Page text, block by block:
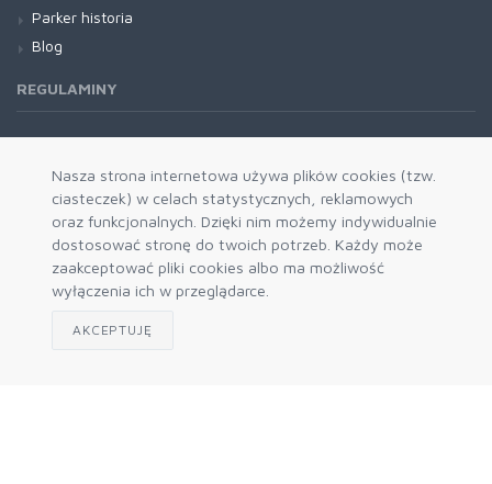
Nasza strona internetowa używa plików cookies (tzw.
ciasteczek) w celach statystycznych, reklamowych
oraz funkcjonalnych. Dzięki nim możemy indywidualnie
dostosować stronę do twoich potrzeb. Każdy może
zaakceptować pliki cookies albo ma możliwość
wyłączenia ich w przeglądarce.
AKCEPTUJĘ
Parker historia
Blog
REGULAMINY